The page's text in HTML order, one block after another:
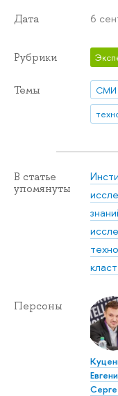
Дата 6
Рубрики
Темы СМИ
В статье
упомянуты
Персоны